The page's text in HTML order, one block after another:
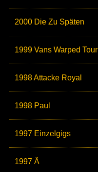
2000 Die Zu Späten
1999 Vans Warped Tour
1998 Attacke Royal
1998 Paul
1997 Einzelgigs
1997 Ä